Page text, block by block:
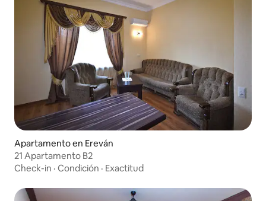
Apartamento en Ereván
21 Apartamento B2
Check-in · Condición · Exactitud